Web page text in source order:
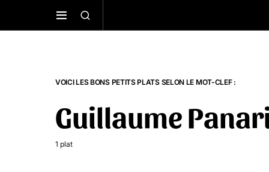
VOICI LES BONS PETITS PLATS SELON LE MOT-CLEF :
Guillaume
1 plat